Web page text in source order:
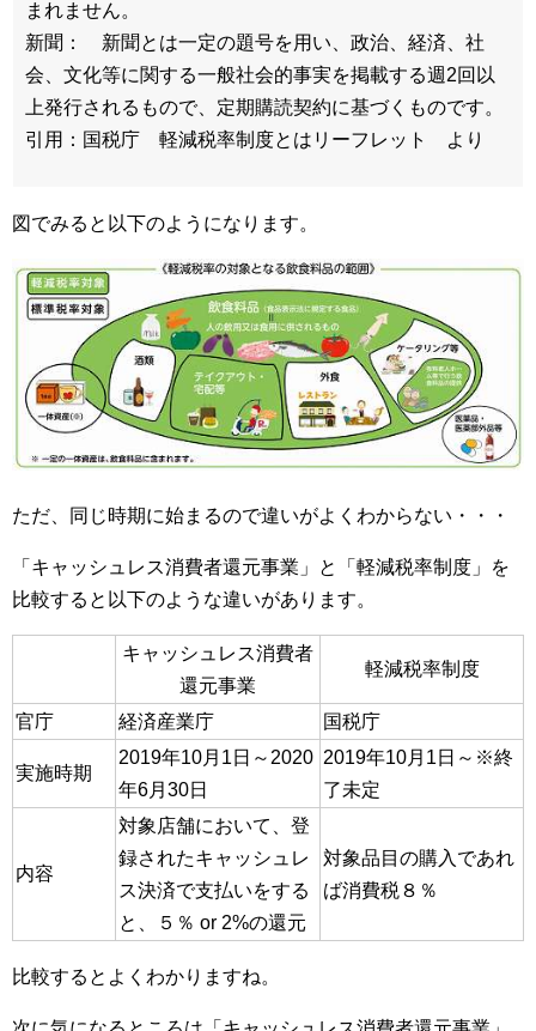
まれません。
新聞： 新聞とは一定の題号を用い、政治、経済、社
会、文化等に関する一般社会的事実を掲載する週2回以
上発行されるもので、定期購読契約に基づくものです。
引用：国税庁 軽減税率制度とはリーフレット より
図でみると以下のようになります。
ただ、同じ時期に始まるので違いがよくわからない・・・
「キャッシュレス消費者還元事業」と「軽減税率制度」を
比較すると以下のような違いがあります。
キャッシュレス消費者
還元事業
軽減税率制度
官庁 経済産業庁 国税庁
実施時期
2019年10月1日～2020
年6月30日
2019年10月1日～※終
了未定
内容
対象店舗において、登
録されたキャッシュレ
ス決済で支払いをする
と、５％ or 2%の還元
対象品目の購入であれ
ば消費税８％
比較するとよくわかりますね。